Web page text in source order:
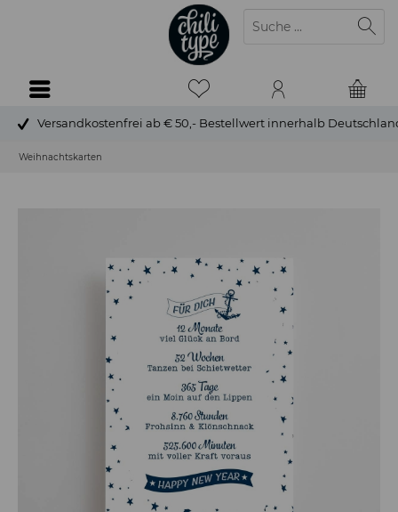
Versandkostenfrei ab € 50,- Bestellwert innerhalb
Weihnachtskarten